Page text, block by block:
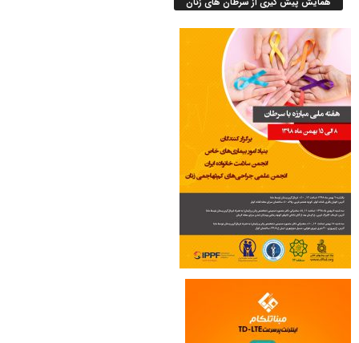
همایش پیش گیری از سرطان های زنان